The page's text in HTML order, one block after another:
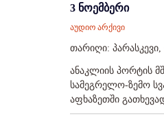
3 ნოემბერი
აუდიო არქივი
თარიღი: პარასკევი,
ანაკლიის პორტის
სამეგრელო-ზემო
აფხაზეთში